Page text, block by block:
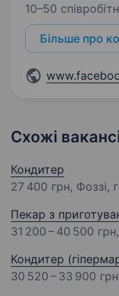
10–50
Більше про
Схожі
Кондитер
27 400 грн, Фоззі,
Пекар з
31 200 – 40 500 грн
Кондитер
30 520 – 33 900 грн